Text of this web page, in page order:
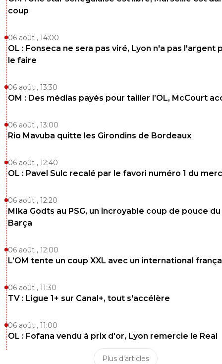
coup
06 août , 14:00
OL : Fonseca ne sera pas viré, Lyon n'a pas l'argent
le faire
06 août , 13:30
OM : Des médias payés pour tailler l’OL, McCourt
06 août , 13:00
Rio Mavuba quitte les Girondins de Bordeaux
06 août , 12:40
OL : Pavel Sulc recalé par le favori numéro 1 du
06 août , 12:20
MIka Godts au PSG, un incroyable coup de pouce du
Barça
06 août , 12:00
L’OM tente un coup XXL avec un international
06 août , 11:30
TV : Ligue 1+ sur Canal+, tout s'accélère
06 août , 11:00
OL : Fofana vendu à prix d'or, Lyon remercie le Real
Plus d'articles